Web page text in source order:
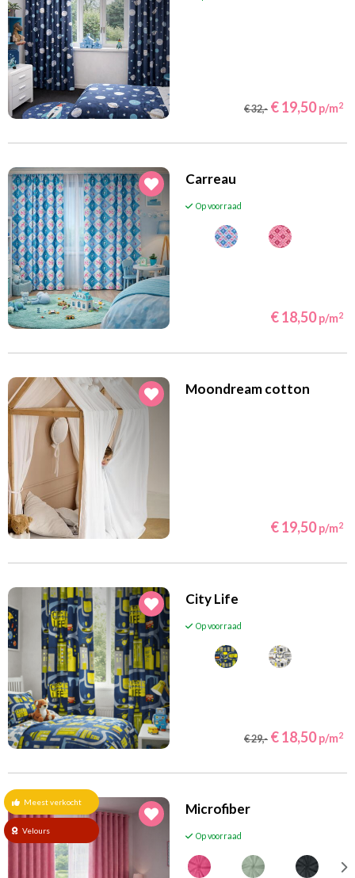
€ 32,- € 19,50 p/m2
Carreau
Op voorraad
€ 18,50 p/m2
Moondream cotton
€ 19,50 p/m2
City Life
Op voorraad
€ 29,- € 18,50 p/m2
Meest verkocht
Velours
Microfiber
Op voorraad